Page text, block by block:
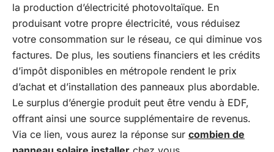
la production d’électricité photovoltaïque. En
produisant votre propre électricité, vous réduisez
votre consommation sur le réseau, ce qui diminue vos
factures. De plus, les soutiens financiers et les crédits
d’impôt disponibles en métropole rendent le prix
d’achat et d’installation des panneaux plus abordable.
Le surplus d’énergie produit peut être vendu à EDF,
offrant ainsi une source supplémentaire de revenus.
Via ce lien, vous aurez la réponse sur combien de